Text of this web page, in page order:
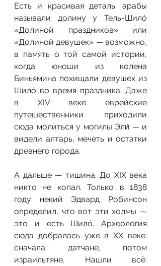
Есть и красивая деталь: арабы
называли долину у Тель-Шилó
«Долиной праздников» или
«Долиной девушек» — возможно,
в память о той самой истории,
когда юноши из колена
Биньямина похищали девушек из
Шилó во время праздника. Даже
в XIV веке еврейские
путешественники приходили
сюда молиться у могилы Эли́ — и
видели алтарь, мечеть и остатки
древнего города.
А дальше — тишина. До XIX века
никто не копал. Только в 1838
году некий Эдвард Робинсон
определил, что вот эти холмы —
это и есть Шилó. Археология
сюда добралась уже в XX веке:
сначала датчане, потом
израильтяне. Нашли всё: